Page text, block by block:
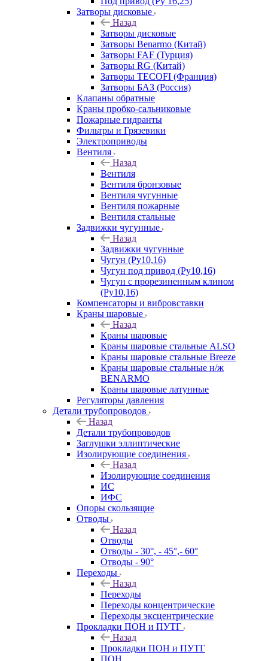
Затворы дисковые
Назад
Затворы дисковые
Затворы Benarmo (Китай)
Затворы FAF (Турция)
Затворы RG (Китай)
Затворы TECOFI (Франция)
Затворы БАЗ (Россия)
Клапаны обратные
Краны пробко-сальниковые
Пожарные гидранты
Фильтры и Грязевики
Электроприводы
Вентиля
Назад
Вентиля
Вентиля бронзовые
Вентиля чугунные
Вентиля пожарные
Вентиля стальные
Задвижки чугунные
Назад
Задвижки чугунные
Чугун (Ру10,16)
Чугун под привод (Ру10,16)
Чугун с прорезиненным клином
(Ру10,16)
Компенсаторы и вибровставки
Краны шаровые
Назад
Краны шаровые
Краны шаровые стальные ALSO
Краны шаровые стальные Breeze
Краны шаровые стальные н/ж
BENARMO
Краны шаровые латунные
Регуляторы давления
Детали трубопроводов
Назад
Детали трубопроводов
Заглушки эллиптические
Изолирующие соединения
Назад
Изолирующие соединения
ИС
ИФС
Опоры скользящие
Отводы
Назад
Отводы
Отводы - 30°, - 45°,- 60°
Отводы - 90°
Переходы
Назад
Переходы
Переходы концентрические
Переходы эксцентрические
Прокладки ПОН и ПУТГ
Назад
Прокладки ПОН и ПУТГ
ПОН